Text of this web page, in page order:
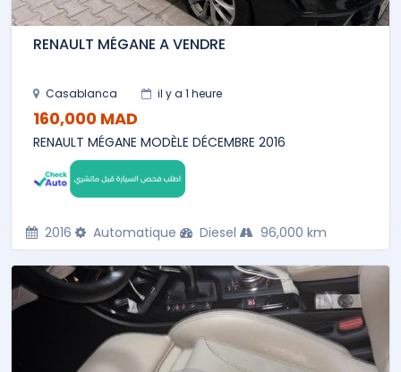
RENAULT MÉGANE A VENDRE
Casablanca il y a 1 heure
160,000 MAD
RENAULT MÉGANE MODÈLE DÉCEMBRE 2016
2016 Automatique Diesel 96,000 km